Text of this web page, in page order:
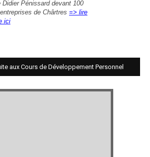
Didier Pénissard devant 100
de Chârtres => lire
ici
aux Cours de Développement Personnel